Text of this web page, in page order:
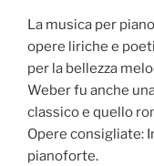
La musica per
opere liriche e
per la bellezza
Weber fu anche
classico e quello
Opere consigliate:
pianoforte.